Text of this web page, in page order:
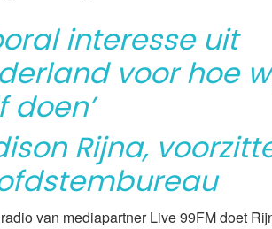
interesse uit
voor hoe
doen’
Rijna,
van mediapartner Live 99FM doet